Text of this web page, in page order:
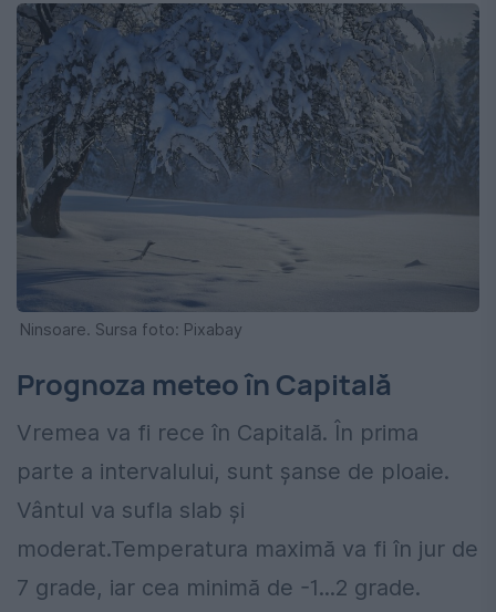
Ninsoare. Sursa foto: Pixabay
Prognoza meteo în Capitală
Vremea va fi rece în Capitală. În prima
parte a intervalului, sunt șanse de ploaie.
Vântul va sufla slab şi
moderat.Temperatura maximă va fi în jur de
7 grade, iar cea minimă de -1...2 grade.